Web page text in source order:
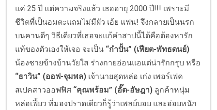
แค่ 25 ปี แต่ความจริงแล้ว เธออายุ 2000 ปี!!! เพราะมี
ชีวิตที่เป็นอมตะแถมไม่มีผัว เอ้ย แฟน! จึงกลายเป็นนรก
บนคานดีๆ วิธีเดียวที่เธอจะแก้คำสาปนี้ได้คือต้องหารัก
แท้ของตัวเองให้เจอ จะเป็น “กำปั้น” (เฟียต-พัทธดนย์)
น้องชายข้างบ้านวัยใส ร่างกายอ่อนแอแต่น่ารักกรุบ หรือ
“ธาวิน” (ออฟ-จุมพล) เจ้านายสุดหล่อ เก่ง เพอร์เฟค
สเปคสาวออฟฟิศ “คุณพร้อม” (อั๊ต-อัษฎา) ลูกค้าหนุ่ม
หล่อเฟี้ยว ที่มองปราดเดียวก็รู้ว่าเพลย์บอย และอ่อยหนัก